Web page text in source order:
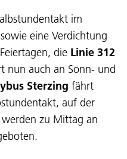
im
eine Verdichtung
die Linie 312
nun auch an Sonn- und
Sterzing fährt
auf der
werden zu Mittag an